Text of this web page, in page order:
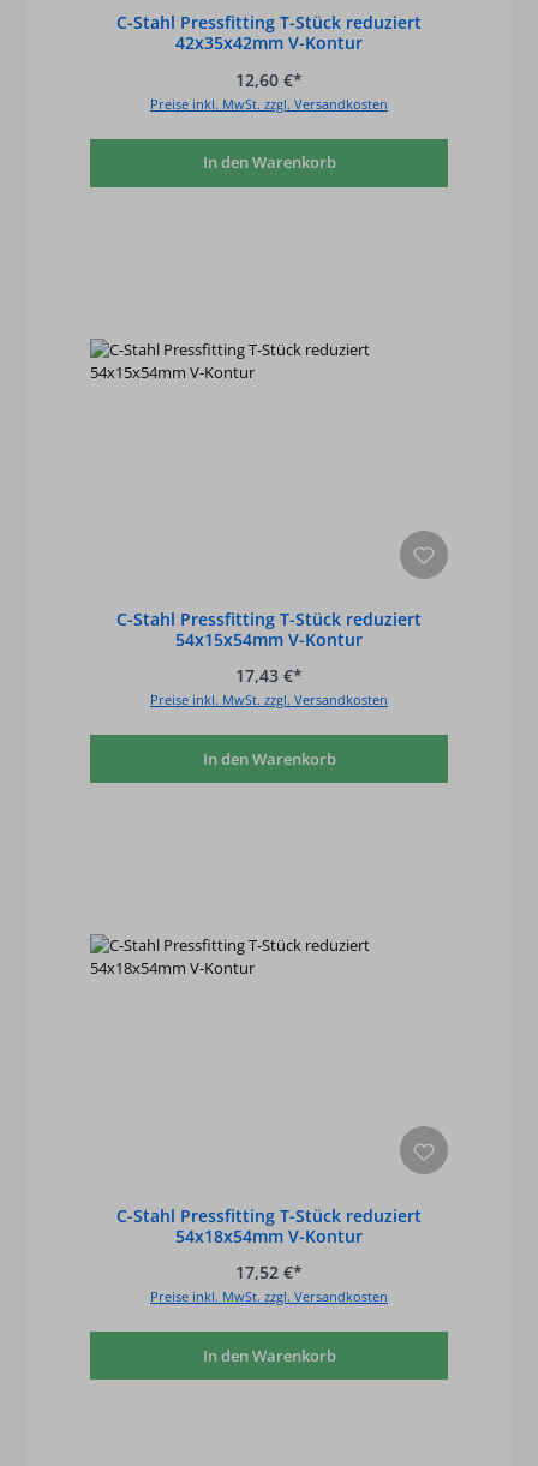
C-Stahl Pressfitting T-Stück reduziert
42x35x42mm V-Kontur
12,60 €*
Preise inkl. MwSt. zzgl. Versandkosten
In den Warenkorb
C-Stahl Pressfitting T-Stück reduziert
54x15x54mm V-Kontur
17,43 €*
Preise inkl. MwSt. zzgl. Versandkosten
In den Warenkorb
C-Stahl Pressfitting T-Stück reduziert
54x18x54mm V-Kontur
17,52 €*
Preise inkl. MwSt. zzgl. Versandkosten
In den Warenkorb